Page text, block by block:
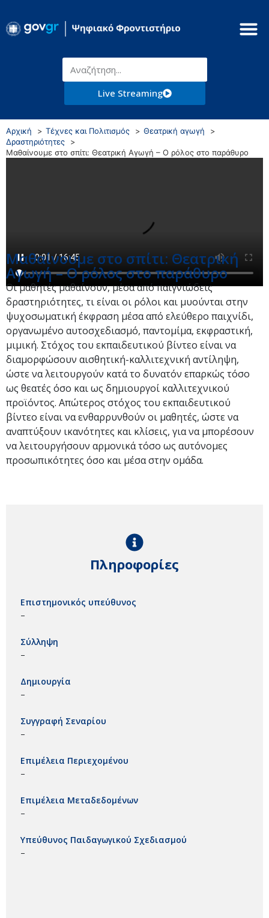
Live Streaming
Αρχική Τέχνες και Πολιτισμός
Θεατρική αγωγή
Δραστηριότητες
Μαθαίνουμε στο σπίτι: Θεατρική Αγωγή – Ο ρόλος στο παράθυρο
Μαθαίνουμε στο σπίτι: Θεατρική
Αγωγή – Ο ρόλος στο παράθυρο
Οι μαθητές μαθαίνουν, μέσα από παιγνιώδεις
δραστηριότητες, τι είναι οι ρόλοι και μυούνται στην
ψυχοσωματική έκφραση μέσα από ελεύθερο παιχνίδι,
οργανωμένο αυτοσχεδιασμό, παντομίμα, εκφραστική,
μιμική. Στόχος του εκπαιδευτικού βίντεο είναι να
διαμορφώσουν αισθητική-καλλιτεχνική αντίληψη,
ώστε να λειτουργούν κατά το δυνατόν επαρκώς τόσο
ως θεατές όσο και ως δημιουργοί καλλιτεχνικού
προϊόντος. Απώτερος στόχος του εκπαιδευτικού
βίντεο είναι να ενθαρρυνθούν οι μαθητές, ώστε να
αναπτύξουν ικανότητες και κλίσεις, για να μπορέσουν
να λειτουργήσουν αρμονικά τόσο ως αυτόνομες
προσωπικότητες όσο και μέσα στην ομάδα.
Πληροφορίες
Επιστημονικός υπεύθυνος
–
Σύλληψη
–
Δημιουργία
–
Συγγραφή Σεναρίου
–
Επιμέλεια Περιεχομένου
–
Επιμέλεια Μεταδεδομένων
–
Υπεύθυνος Παιδαγωγικού Σχεδιασμού
–